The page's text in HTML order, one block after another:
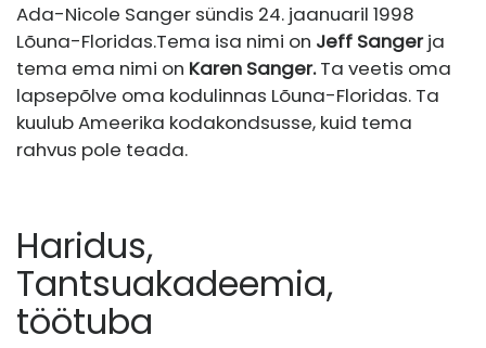
Ada-Nicole Sanger sündis 24. jaanuaril 1998
Lõuna-Floridas.Tema isa nimi on Jeff Sangerja
tema ema nimi on Karen Sanger.Ta veetis oma
lapsepõlve oma kodulinnas Lõuna-Floridas. Ta
kuulub Ameerika kodakondsusse, kuid tema
rahvus pole teada.
Haridus,
Tantsuakadeemia,
töötuba